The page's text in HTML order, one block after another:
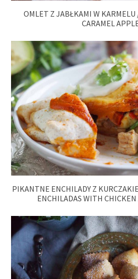
OMLET Z JABŁKAMI W
CARAMEL
PIKANTNE ENCHILADY Z
ENCHILADAS WITH CHICKEN